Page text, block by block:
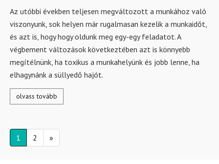
Az utóbbi években teljesen megváltozott a munkához való
viszonyunk, sok helyen már rugalmasan kezelik a munkaidőt,
és azt is, hogy hogy oldunk meg egy-egy feladatot. A
végbement változások következtében azt is könnyebb
megítélnünk, ha toxikus a munkahelyünk és jobb lenne, ha
elhagynánk a süllyedő hajót.
olvass tovább
1 2 »